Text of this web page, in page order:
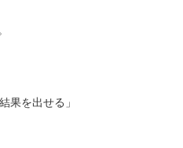
果を出せる」